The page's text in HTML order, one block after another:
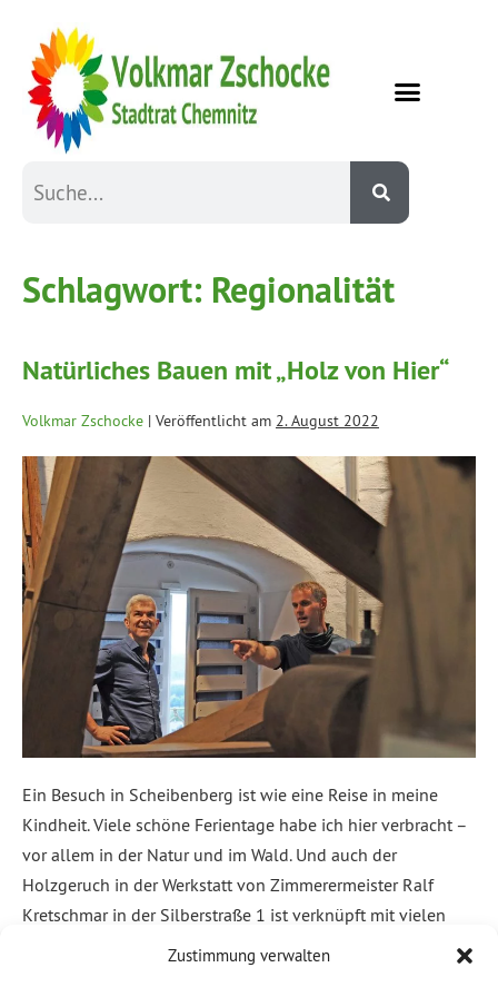
Zustimmung verwalten
Schlagwort: Regionalität
Natürliches Bauen mit „Holz von Hier“
Volkmar Zschocke | Veröffentlicht am 2. August 2022
Ein Besuch in Scheibenberg ist wie eine Reise in meine
Kindheit. Viele schöne Ferientage habe ich hier verbracht –
vor allem in der Natur und im Wald. Und auch der
Holzgeruch in der Werkstatt von Zimmerermeister Ralf
Kretschmar in der Silberstraße 1 ist verknüpft mit vielen
positiven Assoziationen beim Umgang mit dem Bau- und